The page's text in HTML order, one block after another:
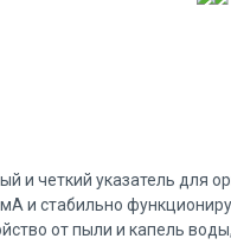
и четкий указатель для
и стабильно
от пыли и капель